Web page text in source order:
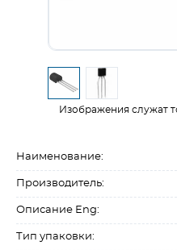
Изображения служат
Наименование:
Производитель:
Описание Eng:
Тип упаковки: